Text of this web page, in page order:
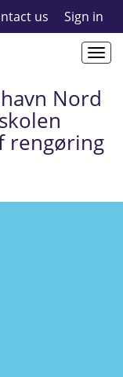
us Sign in
Nord
rengøring